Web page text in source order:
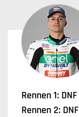
Rennen 1: DNF
Rennen 2: DNF